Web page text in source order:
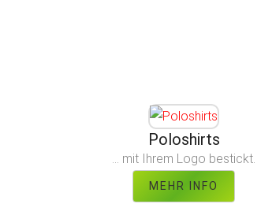
Poloshirts
... mit Ihrem Logo bestickt.
MEHR INFO